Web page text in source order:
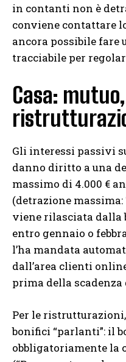
in contanti non è
conviene contattare
ancora possibile
tracciabile per
Casa: mutuo,
Gli interessi passivi
danno diritto a una
massimo di 4.000 €
(detrazione
viene rilasciata dalla
entro gennaio o
l’ha mandata
dall’area clienti
prima della scadenza
Per le
bonifici “parlanti”: il
obbligatoriamente la